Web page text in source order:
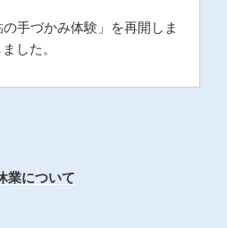
手づかみ体験」を再開しま
した。
業について